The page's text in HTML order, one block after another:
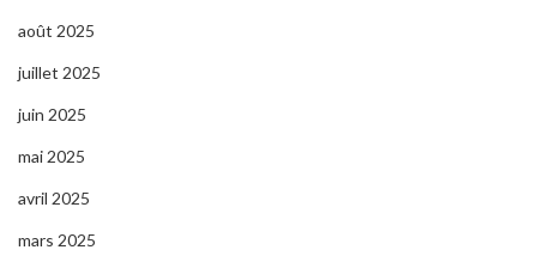
août 2025
juillet 2025
juin 2025
mai 2025
avril 2025
mars 2025